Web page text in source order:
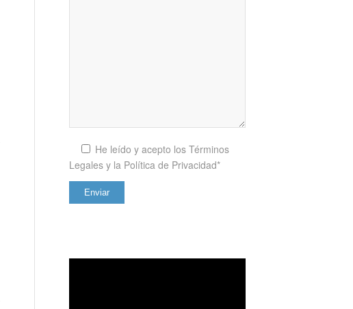
He leído y acepto los Términos
Legales y la Política de Privacidad*